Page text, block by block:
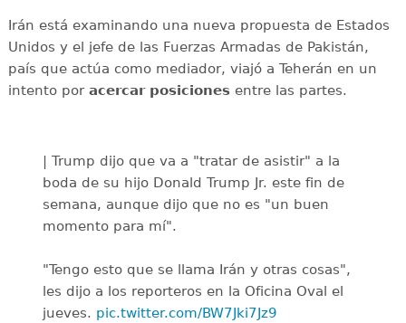
Irán está examinando una nueva propuesta de Estados
Unidos y el jefe de las Fuerzas Armadas de Pakistán,
país que actúa como mediador, viajó a Teherán en un
intento por acercar posicionesentre las partes.
| Trump dijo que va a "tratar de asistir" a la
boda de su hijo Donald Trump Jr. este fin de
semana, aunque dijo que no es "un buen
momento para mí".
"Tengo esto que se llama Irán y otras cosas",
les dijo a los reporteros en la Oficina Oval el
jueves. pic.twitter.com/BW7Jki7Jz9